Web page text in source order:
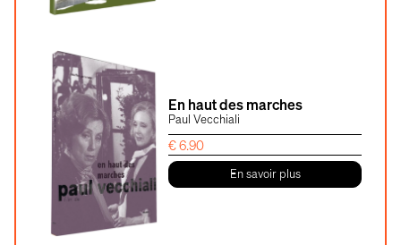
En haut des marches
Paul Vecchiali
€6.90
En savoir plus